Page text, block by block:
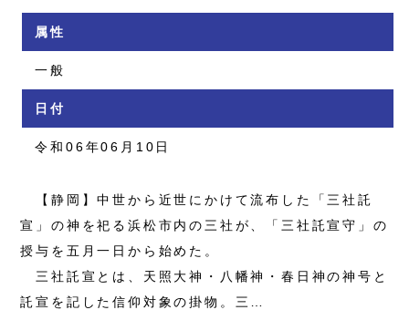
属性
一般
日付
令和06年06月10日
【静岡】中世から近世にかけて流布した「三社託
宣」の神を祀る浜松市内の三社が、「三社託宣守」の
授与を五月一日から始めた。
三社託宣とは、天照大神・八幡神・春日神の神号と
託宣を記した信仰対象の掛物。三…